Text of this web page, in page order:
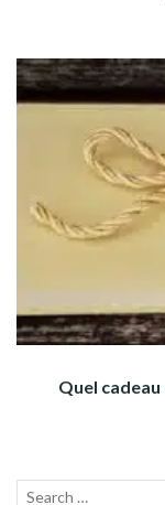
Quel
Recherche